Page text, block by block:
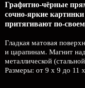
Графитно-чёрные
сочно-яркие
притягивают по-
Гладкая матовая
и царапинам. Магнит
металлической
Размеры: от 9 х 9 до 11